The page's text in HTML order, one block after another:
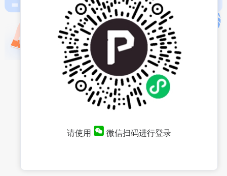
请使用 微信扫码进行登录